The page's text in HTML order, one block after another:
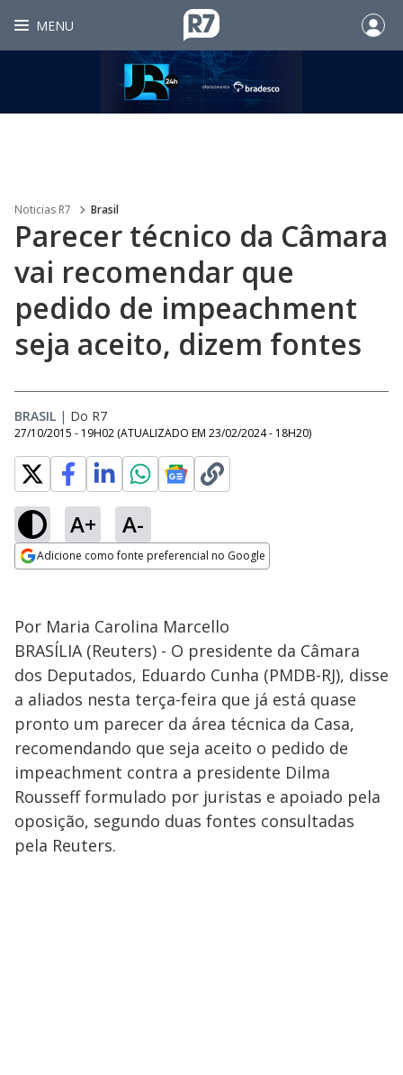
MENU
Noticias R7 Brasil
Parecer técnico da Câmara
vai recomendar que
pedido de impeachment
seja aceito, dizem fontes
BRASIL | Do R7
27/10/2015 - 19H02 (ATUALIZADO EM 23/02/2024 - 18H20)
A+ A-
Adicione como fonte preferencial no Google
Por Maria Carolina Marcello
BRASÍLIA (Reuters) - O presidente da Câmara
dos Deputados, Eduardo Cunha (PMDB-RJ), disse
a aliados nesta terça-feira que já está quase
pronto um parecer da área técnica da Casa,
recomendando que seja aceito o pedido de
impeachment contra a presidente Dilma
Rousseff formulado por juristas e apoiado pela
oposição, segundo duas fontes consultadas
pela Reuters.